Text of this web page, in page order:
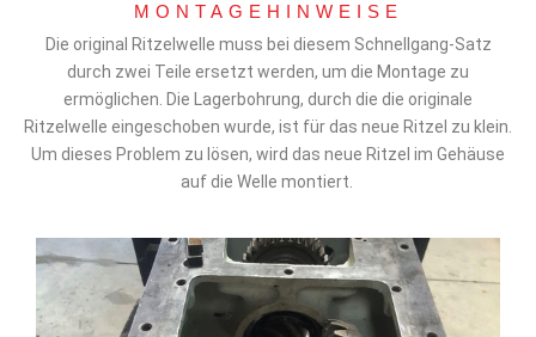
MONTAGEHINWEISE
Die original Ritzelwelle muss bei diesem Schnellgang-Satz
durch zwei Teile ersetzt werden, um die Montage zu
ermöglichen. Die Lagerbohrung, durch die die originale
Ritzelwelle eingeschoben wurde, ist für das neue Ritzel zu klein.
Um dieses Problem zu lösen, wird das neue Ritzel im Gehäuse
auf die Welle montiert.